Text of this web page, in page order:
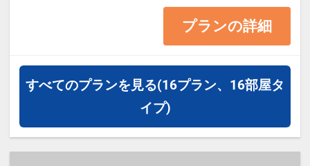
宿泊料金には含まれておりませ
んので、現地にて別途お支払い下さ
♪ 幼児の施設使用料 ： 無料です
未就学児は添寝無料です。 未
プランの詳細
すべてのプランを見る(16プラン、16部屋タ
イプ)